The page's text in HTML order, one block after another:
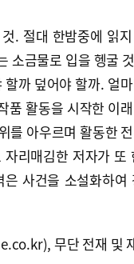
. 절대 한밤중에 읽
소금물로 입을 헹굴
까 덮어야 할까. 얼
품 활동을 시작한 이
를 아우르며 활동한
리매김한 저자가 또
사건을 소설화하
무단 전재 및